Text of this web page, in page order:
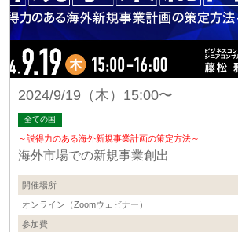
2024/9/19（木）15:00〜
全ての国
～説得力のある海外新規事業計画の策定方法～
海外市場での新規事業創出
開催場所
オンライン（Zoomウェビナー）
参加費